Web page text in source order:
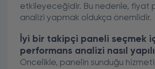
etkileyeceğidir. Bu nedenle, fiyat
analizi yapmak oldukça önemlidir.
İyi bir takipçi paneli seçmek
performans analizi nasıl
Öncelikle, panelin sunduğu